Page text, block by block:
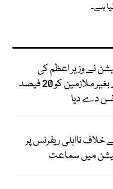
ہے۔
نے وزیر اعظم کی
منظوری کے بغیر ملازمین کو 20 فیصد
دے دیا
خلاف نااہلی ریفرنس پر
میں سماعت